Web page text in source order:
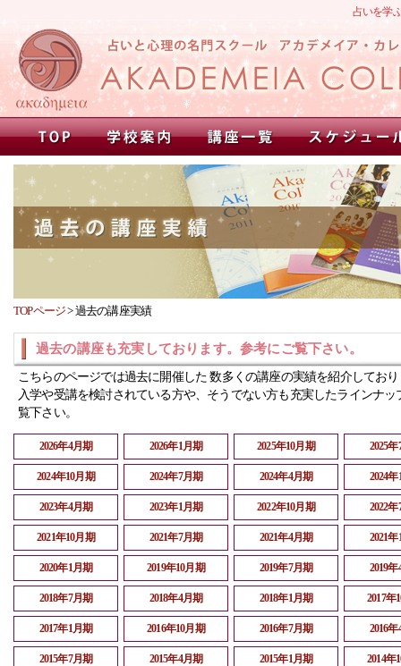
占いを学
TOPページ>過去の講座実績
過去の講座も充実しております。参考にご覧下さい。
こちらのページでは過去に開催した 数多くの講座の実績を紹介してお
入学や受講を検討されている方や、そうでない方も充実したラインナッ
覧下さい。
2026年4月期 2026年1月期 2025年10月期 2025
2024年10月期 2024年7月期 2024年4月期 2024
2023年4月期 2023年1月期 2022年10月期 2022
2021年10月期 2021年7月期 2021年4月期 2021
2020年1月期 2019年10月期 2019年7月期 2019
2018年7月期 2018年4月期 2018年1月期 2017年
2017年1月期 2016年10月期 2016年7月期 2016
2015年7月期 2015年4月期 2015年1月期 2014年